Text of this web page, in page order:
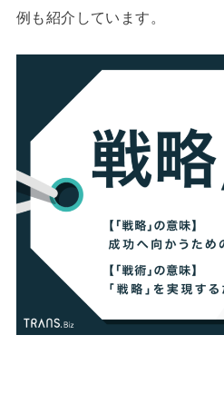
例も紹介しています。